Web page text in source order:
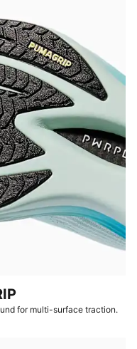
mm
neutres
for multi-surface traction.